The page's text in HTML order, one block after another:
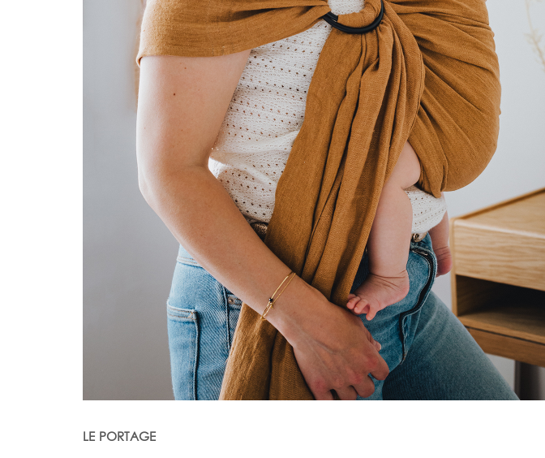
LE PORTAGE